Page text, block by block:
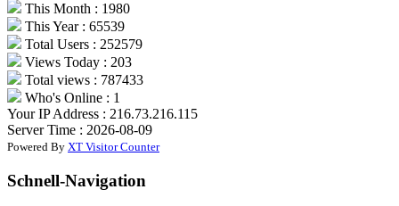
This Month : 1980
This Year : 65539
Total Users : 252579
Views Today : 203
Total views : 787433
Who's Online : 1
Your IP Address : 216.73.216.115
Server Time : 2026-08-09
Powered By XT Visitor Counter
Schnell-Navigation